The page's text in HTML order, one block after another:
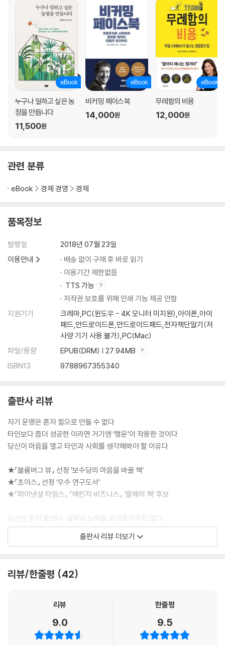
누구나 일하고 싶은 농
장을 만듭니다
11,500원
비커밍 페이스북
14,000원
무례함의 비용
12,000원
관련 분류
eBook 경제 경영 경제
품목정보
발행일
2018년 07월 23일
이용안내
배송 없이 구매 후 바로 읽기
이용기간 제한없음
TTS 가능
저작권 보호를 위해 인쇄 기능 제공 안함
지원기기
크레마,PC(윈도우 - 4K 모니터 미지원),아이폰,아이
패드,안드로이드폰,안드로이드패드,전자책단말기(저
사양 기기 사용 불가),PC(Mac)
파일/용량
EPUB(DRM) | 27.94MB
ISBN13
9788967355340
출판사 리뷰
자기 운명은 혼자 힘으로 만들 수 없다
타인보다 좀더 성공한 이라면 거기엔 ‘행운’이 작용한 것이다
당신이 마음을 열고 타인과 사회를 생각해봐야 할 이유다
★『블룸버그 뷰』 선정 ‘보수당의 마음을 바꿀 책’
★『초이스』 선정 ‘우수 연구도서’
★『파이낸셜 타임스』 『매킨지 비즈니스』 ‘올해의 책’ 후보
당신은 운이 좋았다: 실력과 노력을 과대평가하지 않기
누군가 사회적으로 꽤 성공했다고 말하려면 세 가지가 필요하다. 실력, 노
경제적 보상은 100까지 벌어져 초기의 사소한 차이가 최종 결과에서는 엄
따라서 세 가지 중 마지막 ‘행운’은 없어선 안 될 요인이다.
는 운이 나빴다고 말하는 반면, 성공의 요인을 짚을 때는 행운의 영향을 과
소평가한다. 정말 그럴까? 행운에 관한 『뉴욕타임스』 칼럼니스트 크리스
출판사 리뷰 더보기
리뷰/한줄평 42
리뷰
9.0
한줄평
9.5